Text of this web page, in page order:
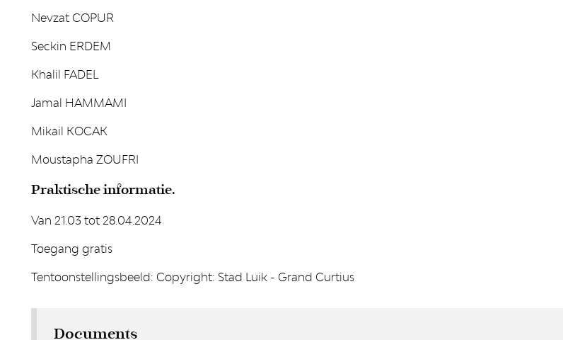
Nevzat COPUR
Seckin ERDEM
Khalil FADEL
Jamal HAMMAMI
Mikail KOCAK
Moustapha ZOUFRI
Praktische informatie.
Van 21.03 tot 28.04.2024
Toegang gratis
Tentoonstellingsbeeld: Copyright: Stad Luik - Grand Curtius
Documents